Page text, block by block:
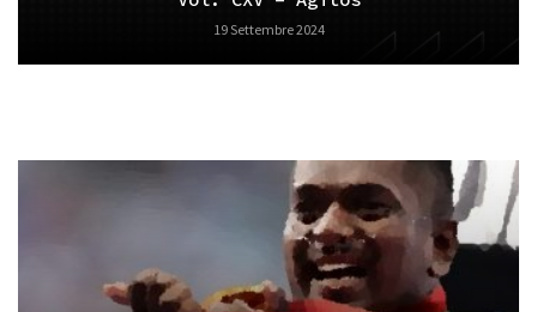
19 Settembre 2024